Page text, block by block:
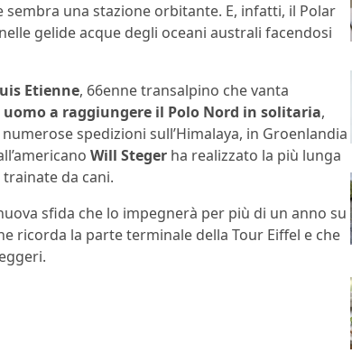
sembra una stazione orbitante. E, infatti, il Polar
gelide acque degli oceani australi facendosi
Etienne, 66enne transalpino che vanta
a raggiungere il Polo Nord in solitaria,
spedizioni sull’Himalaya, in Groenlandia
Will Steger ha realizzato la più lunga
da cani.
sfida che lo impegnerà per più di un anno su
ricorda la parte terminale della Tour Eiffel e che